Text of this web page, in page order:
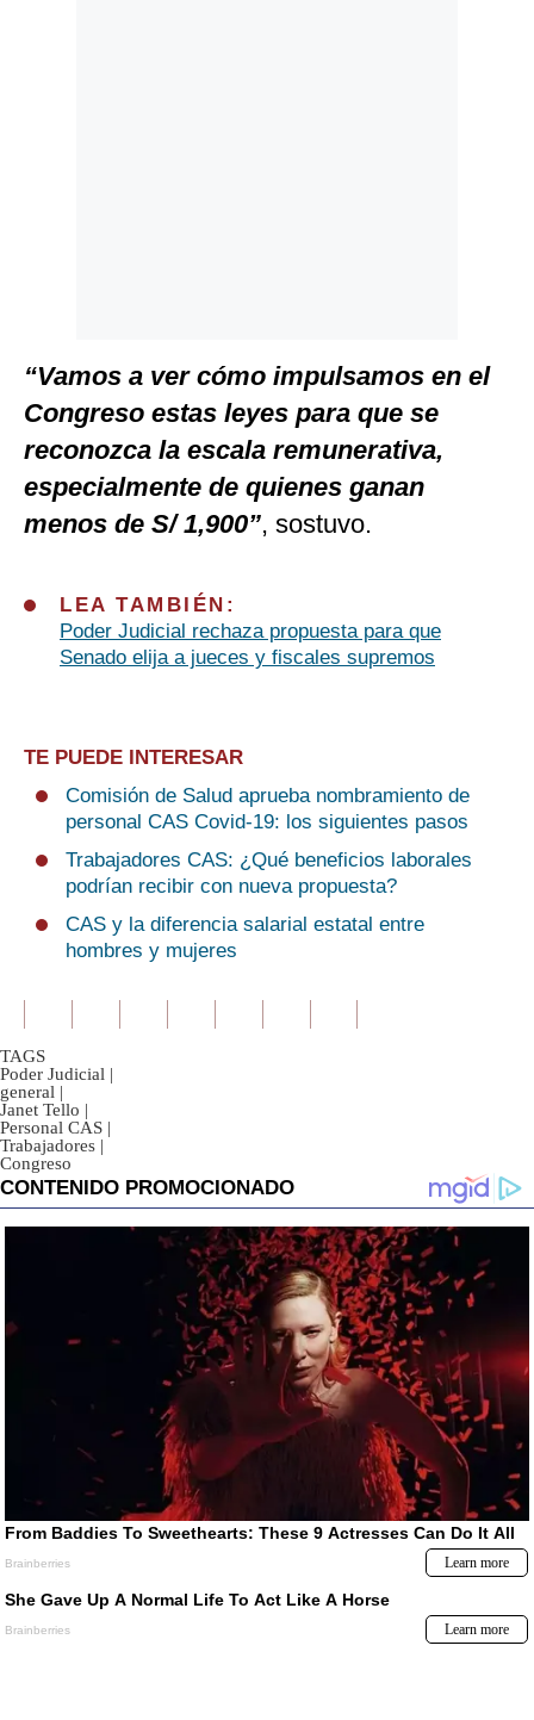
“Vamos a ver cómo impulsamos en el
Congreso estas leyes para que se
reconozca la escala remunerativa,
especialmente de quienes ganan
menos de S/ 1,900”, sostuvo.
LEA TAMBIÉN:
Poder Judicial rechaza propuesta para que
Senado elija a jueces y fiscales supremos
TE PUEDE INTERESAR
Comisión de Salud aprueba nombramiento de
personal CAS Covid-19: los siguientes pasos
Trabajadores CAS: ¿Qué beneficios laborales
podrían recibir con nueva propuesta?
CAS y la diferencia salarial estatal entre
hombres y mujeres
TAGS
Poder Judicial |
general |
Janet Tello |
Personal CAS |
Trabajadores |
Congreso